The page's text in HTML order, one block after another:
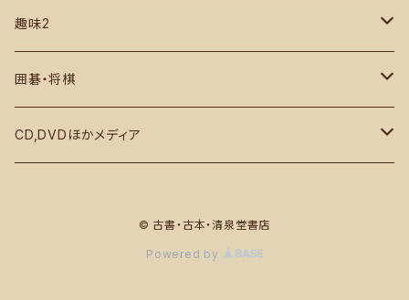
建築関係
デザイン・ファッション
サブカルチャー
絶版漫画・コミック雑誌など
1970～各種雑誌
カメラ・写真
音楽・映画・芸能 ほか
鉄道、船舶関係、車、航空機ほか
趣味2
各種スポーツ 野球 相撲 格闘技ほか
コンピューター IT関係
囲碁・将棋
囲碁
CD,DVDほかメディア
© 古書・古本・清泉堂書店
Powered by